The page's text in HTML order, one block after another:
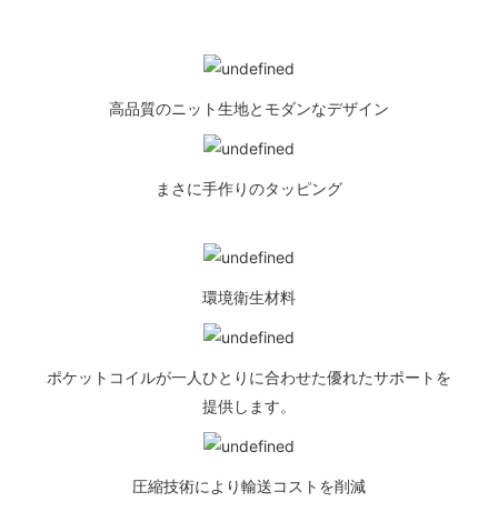
高品質のニット生地とモダンなデザイン
まさに手作りのタッピング
環境衛生材料
ポケットコイルが一人ひとりに合わせた優れたサポートを
提供します。
圧縮技術により輸送コストを削減